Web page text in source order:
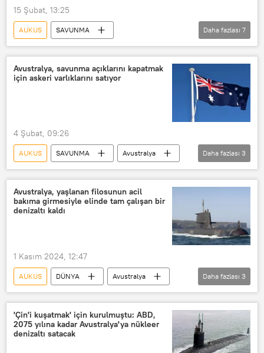
15 Şubat, 13:25
AUKUS
SAVUNMA
Anthony Albanese
Avustralya
ASC
Denizaltı
Savunma
nükleer denizaltı
Daha fazlası 7
Avustralya, savunma açıklarını kapatmak
için askeri varlıklarını satıyor
4 Şubat, 09:26
AUKUS SAVUNMA
Avustralya
Sydney
Brisbane Askeri üs
Daha fazlası 3
Avustralya, yaşlanan filosunun acil
bakıma girmesiyle elinde tam çalışan bir
denizaltı kaldı
1 Kasım 2024, 12:47
AUKUS DÜNYA
Avustralya
Avustralya Savunma Bakanlığı
Collins sınıfı denizaltı
Avustralya donanması
Daha fazlası 3
'Çin'i kuşatmak' için kurulmuştu: ABD,
2075 yılına kadar Avustralya'ya nükleer
denizaltı satacak